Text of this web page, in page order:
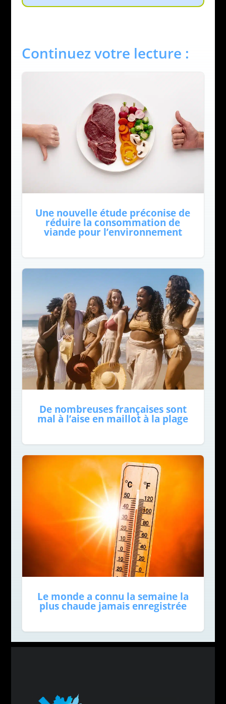
Continuez votre lecture :
Une nouvelle étude préconise de
réduire la consommation de
viande pour l’environnement
De nombreuses françaises sont
mal à l’aise en maillot à la plage
Le monde a connu la semaine la
plus chaude jamais enregistrée